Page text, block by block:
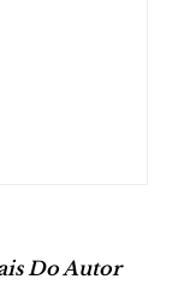
Do Autor